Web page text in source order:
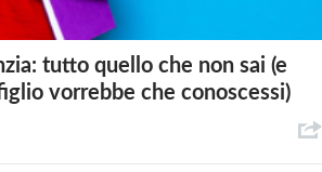
tutto quello che non sai (e
vorrebbe che conoscessi)